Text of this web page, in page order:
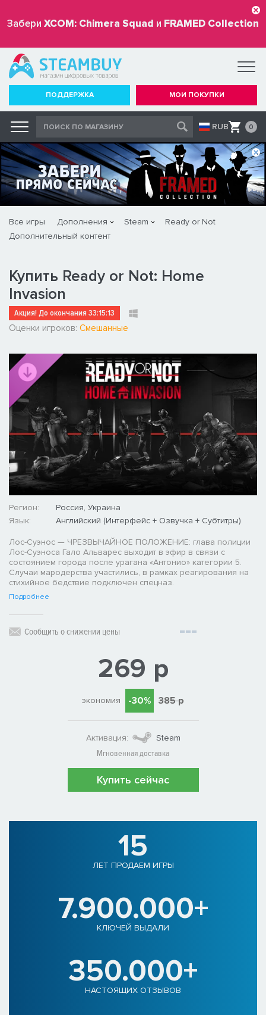
Забери XCOM: Chimera Squad и FRAMED Collection
бесплатно
ПОДДЕРЖКА МОИ ПОКУПКИ
RUB 0
Все игры Дополнения Steam
Ready or Not
Дополнительный контент
Купить Ready or Not: Home
Invasion
Акция! До окончания33:15:12
Оценки игроков: Смешанные
Регион:
Россия, Украина
Язык:
Английский (Интерфейс + Озвучка + Субтитры)
Лос-Суэнос — ЧРЕЗВЫЧАЙНОЕ ПОЛОЖЕНИЕ: глава полиции
Лос-Суэноса Гало Альварес выходит в эфир в связи с
состоянием города после урагана «Антонио» категории 5.
Случаи мародерства участились, в рамках реагирования на
стихийное бедствие подключен спецназ.
Подробнее
Сообщить о снижении цены
269 р
экономия -30% 385 р
Активация:
Steam
Мгновенная доставка
Купить сейчас
15
ЛЕТ ПРОДАЕМ ИГРЫ
7.900.000+
КЛЮЧЕЙ ВЫДАЛИ
350.000+
НАСТОЯЩИХ ОТЗЫВОВ